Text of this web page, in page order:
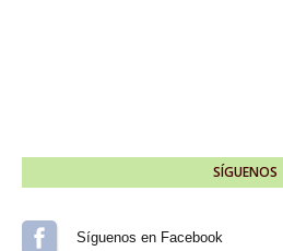
SÍGUENOS
Síguenos en Facebook